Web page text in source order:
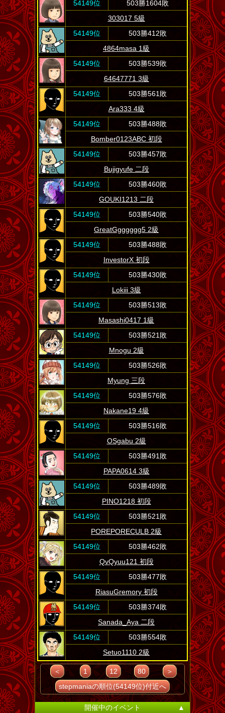
54149位
503勝1604敗
303017 5級
54149位
503勝412敗
4864masa 1級
54149位
503勝539敗
64647771 3級
54149位
503勝561敗
Ara333 4級
54149位
503勝488敗
Bomber0123ABC 初段
54149位
503勝457敗
Bujigyufe 二段
54149位
503勝460敗
GOUKI1213 二段
54149位
503勝540敗
GreatGgggggg5 2級
54149位
503勝488敗
InvestorX 初段
54149位
503勝430敗
Lokiii 3級
54149位
503勝513敗
Masashi0417 1級
54149位
503勝521敗
Mnogu 2級
54149位
503勝526敗
Myung 三段
54149位
503勝576敗
Nakane19 4級
54149位
503勝516敗
OSgabu 2級
54149位
503勝491敗
PAPA0614 3級
54149位
503勝489敗
PINO1218 初段
54149位
503勝521敗
POREPORECULB 2級
54149位
503勝462敗
QvQyuu121 初段
54149位
503勝477敗
RiasuGremory 初段
54149位
503勝374敗
Sanada_Aya 二段
54149位
503勝554敗
Setuo1110 2級
＜ 1 12 80
＞
stepmaniaの順位(54149位)付近へ
開催中のイベント ▲